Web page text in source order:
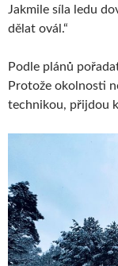
Jakmile síla ledu
dělat ovál.“
Podle plánů
Protože okolnosti
technikou, přijdou